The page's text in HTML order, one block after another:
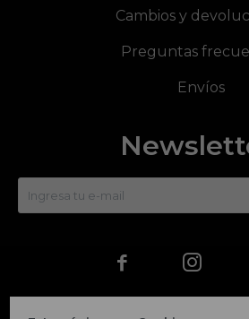
Cambios y
Preguntas
Envíos
 